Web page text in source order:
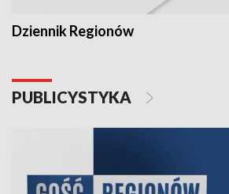
Dziennik Regionów
PUBLICYSTYKA